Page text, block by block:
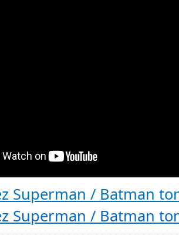
Superman / Batman
Superman / Batman